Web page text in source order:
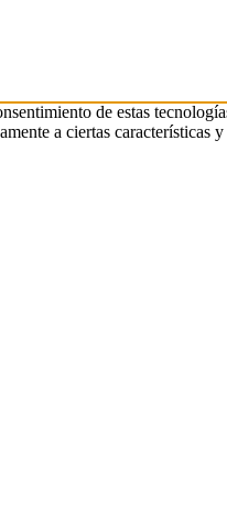
de estas
a ciertas características